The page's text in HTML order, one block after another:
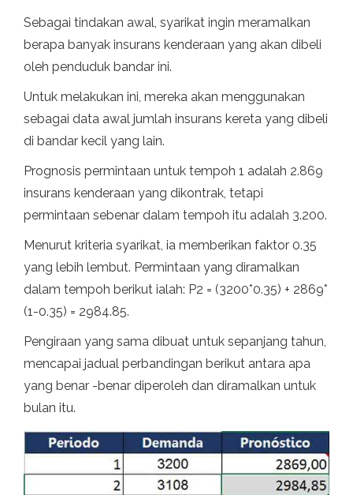
Sebagai tindakan awal, syarikat ingin meramalkan
berapa banyak insurans kenderaan yang akan dibeli
oleh penduduk bandar ini.
Untuk melakukan ini, mereka akan menggunakan
sebagai data awal jumlah insurans kereta yang dibeli
di bandar kecil yang lain.
Prognosis permintaan untuk tempoh 1 adalah 2.869
insurans kenderaan yang dikontrak, tetapi
permintaan sebenar dalam tempoh itu adalah 3.200.
Menurut kriteria syarikat, ia memberikan faktor 0.35
yang lebih lembut. Permintaan yang diramalkan
dalam tempoh berikut ialah: P2 = (3200*0.35) + 2869*
(1-0.35) = 2984.85.
Pengiraan yang sama dibuat untuk sepanjang tahun,
mencapai jadual perbandingan berikut antara apa
yang benar -benar diperoleh dan diramalkan untuk
bulan itu.